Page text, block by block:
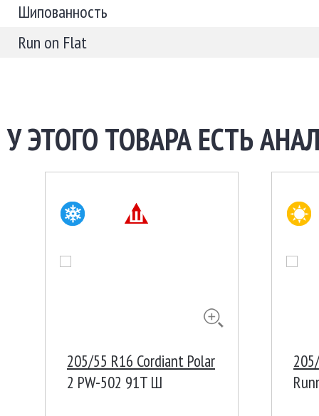
Шипованность
Run on Flat
У ЭТОГО ТОВАРА ЕСТЬ
205/55 R16 Cordiant Polar
2 PW-502 91T Ш